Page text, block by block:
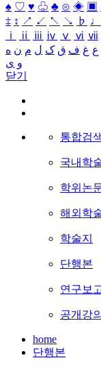
♠ ♡ ♥ ♧ ♣ ⊙ ◈ ▣
‡ ↕ ↗ ↙ ↖ ↘ ♭ ♩
ⅰ
ⅱ ⅲ ⅳ ⅴ ⅵ ⅶ
ع غ ف ق ک ل م ن ه
و ی
닫기
통합검
국내학
학위논
해외학
학술지
단행본
연구보
공개강의
home
단행본